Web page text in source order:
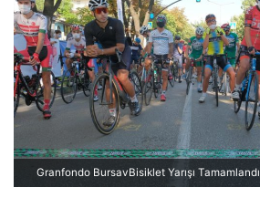
p
o
s
t
a
g
n
Granfondo BursavBisiklet Yarışı Tamamlandı